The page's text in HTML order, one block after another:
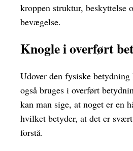
kroppen struktur, beskyttelse
bevægelse.
Knogle i overført
Udover den fysiske
også bruges i overført
kan man sige, at noget er en
hvilket betyder, at det er
forstå.